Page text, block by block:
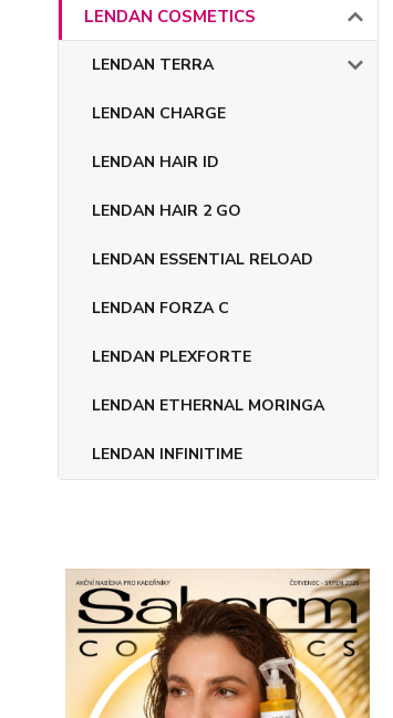
LENDAN COSMETICS
LENDAN TERRA
LENDAN CHARGE
LENDAN HAIR ID
LENDAN HAIR 2 GO
LENDAN ESSENTIAL RELOAD
LENDAN FORZA C
LENDAN PLEXFORTE
LENDAN ETHERNAL MORINGA
LENDAN INFINITIME